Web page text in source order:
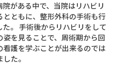
がある中で、当院はリハビリ
とともに、整形外科の手術も行
。 手術後からリハビリをして
を見ることで、周術期から回
看護を学ぶことが出来るのでは
た。